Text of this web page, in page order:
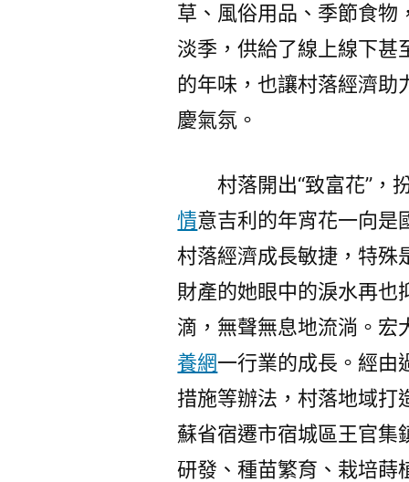
草、風俗用品、季節食物
淡季，供給了線上線下甚
的年味，也讓村落經濟助
慶氣氛。
村落開出“致富花”，
情意吉利的年宵花一向是
村落經濟成長敏捷，特殊
財產的她眼中的淚水再也
滴，無聲無息地流淌。宏
養網一行業的成長。經由
措施等辦法，村落地域打
蘇省宿遷市宿城區王官集
研發、種苗繁育、栽培蒔